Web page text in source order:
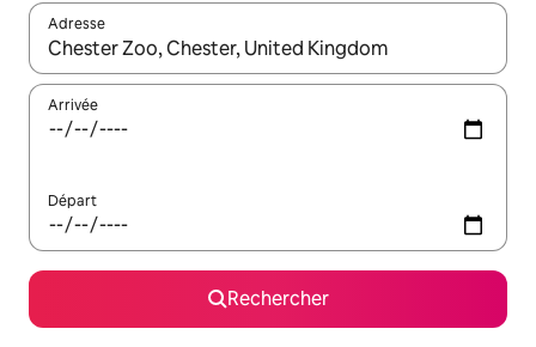
Adresse
Lorsque les résultats s'affichent, utilisez les flèches vers le
Arrivée
Départ
Rechercher